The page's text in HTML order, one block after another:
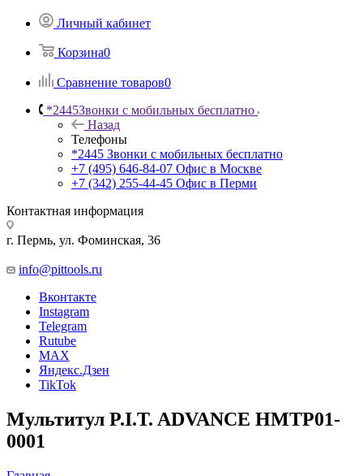
Личный кабинет
Корзина0
Сравнение товаров0
*2445Звонки с мобильных бесплатно
Назад
Телефоны
*2445 Звонки с мобильных бесплатно
+7 (495) 646-84-07 Офис в Москве
+7 (342) 255-44-45 Офис в Перми
Контактная информация
г. Пермь, ул. Фоминская, 36
info@pittools.ru
Вконтакте
Instagram
Telegram
Rutube
MAX
Яндекс.Дзен
TikTok
Мультитул P.I.T. ADVANCE HMTP01-
0001